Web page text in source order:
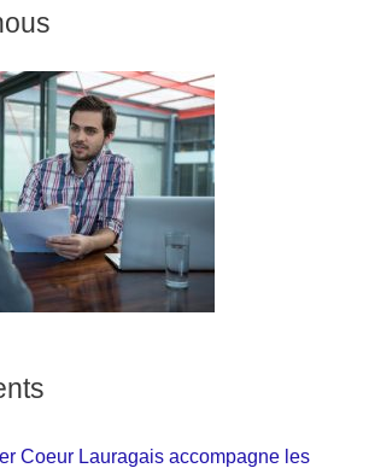
Coeur Lauragais accompagne les